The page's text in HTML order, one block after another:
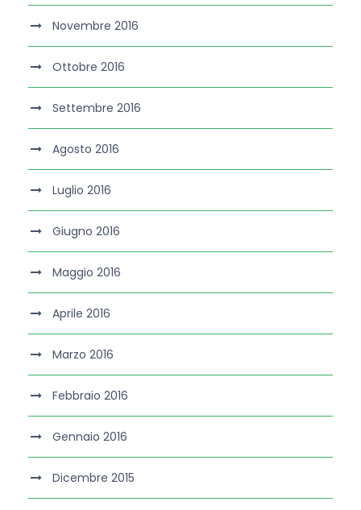
Novembre 2016
Ottobre 2016
Settembre 2016
Agosto 2016
Luglio 2016
Giugno 2016
Maggio 2016
Aprile 2016
Marzo 2016
Febbraio 2016
Gennaio 2016
Dicembre 2015